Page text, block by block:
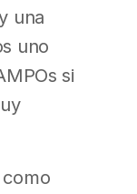
una
uno
si